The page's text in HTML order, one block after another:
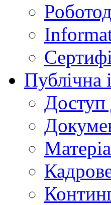
Публічна
Доступ